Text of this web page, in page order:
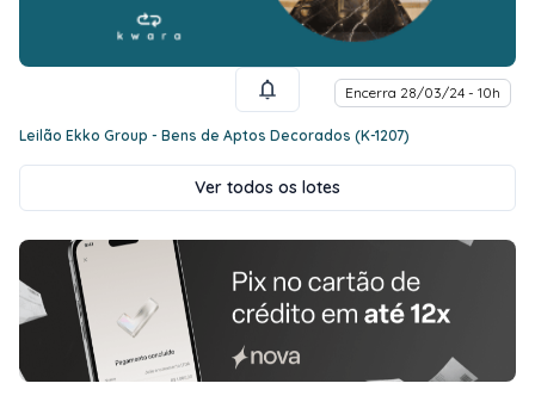
Encerra 28/03/24 - 10h
Leilão Ekko Group - Bens de Aptos Decorados (K-1207)
Ver todos os lotes